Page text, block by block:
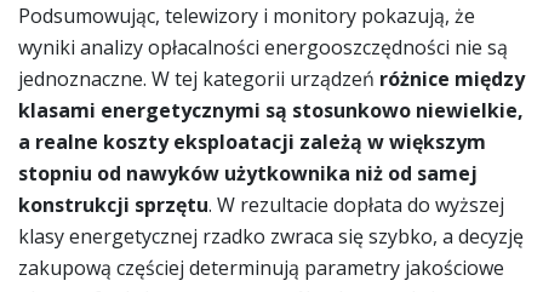
Podsumowując, telewizory i monitory pokazują, że
wyniki analizy opłacalności energooszczędności nie są
jednoznaczne. W tej kategorii urządzeń różnice między
klasami energetycznymi są stosunkowo niewielkie,
a realne koszty eksploatacji zależą w większym
stopniu od nawyków użytkownika niż od samej
konstrukcji sprzętu. W rezultacie dopłata do wyższej
klasy energetycznej rzadko zwraca się szybko, a decyzję
zakupową częściej determinują parametry jakościowe